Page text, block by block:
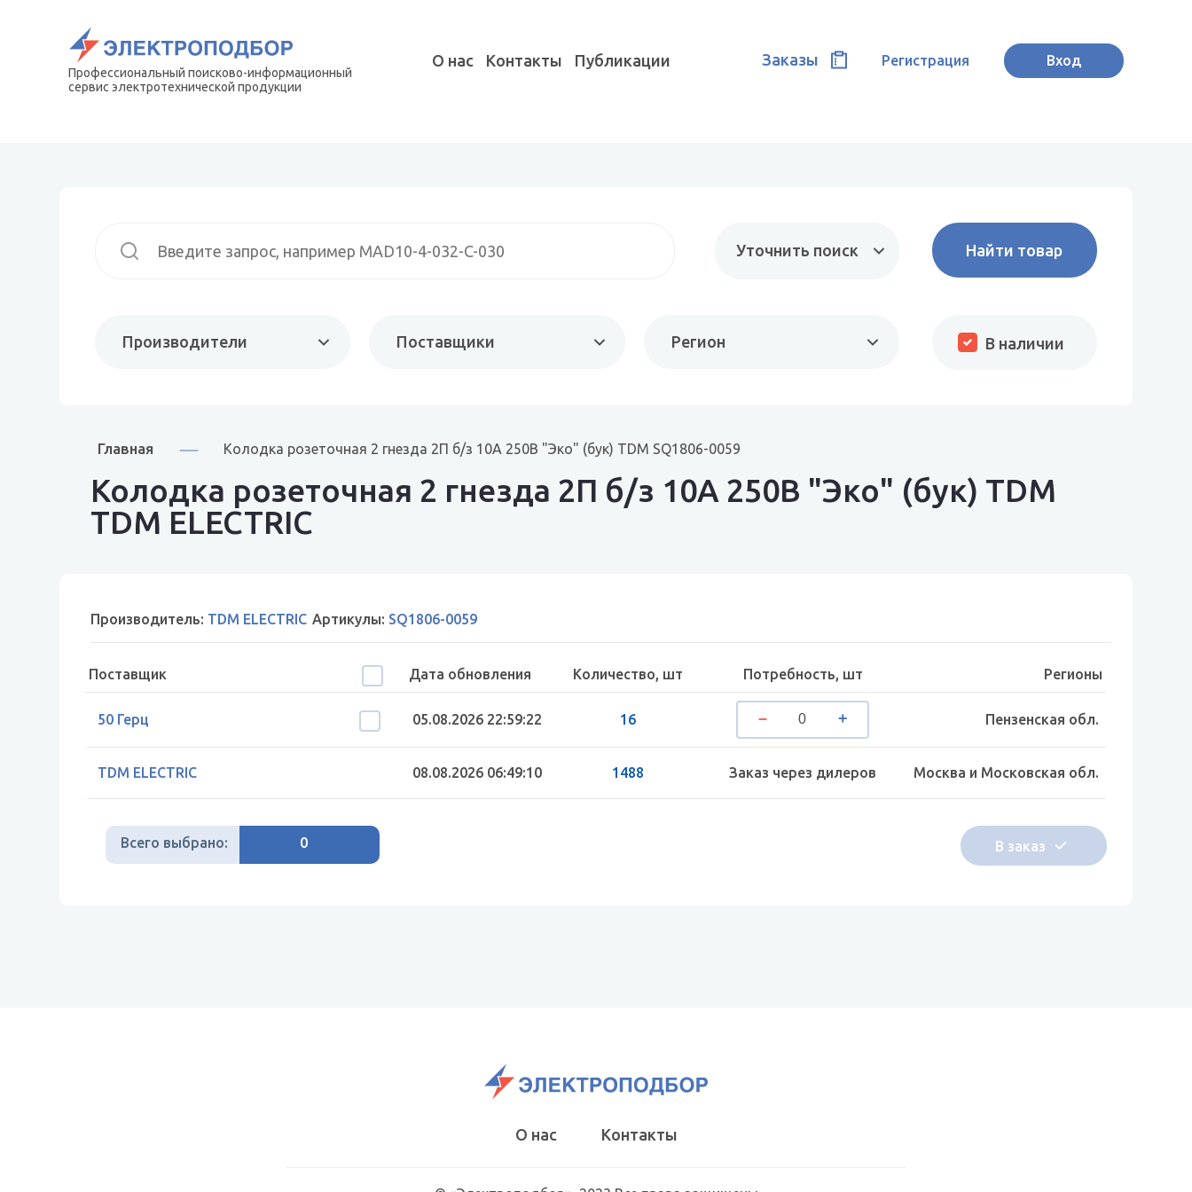
Профессиональный поисково-информационный
сервис электротехнической продукции
О нас Контакты Публикации Заказы Регистрация Вход
Уточнить поиск
Производители Поставщики Регион В наличии
Главная Колодка розеточная 2 гнезда 2П б/з 10А 250В "Эко" (бук) TDM SQ1806-0059
Колодка розеточная 2 гнезда 2П б/з 10А 250В "Эко" (бук) TDM
TDM ELECTRIC
Производитель: TDM ELECTRIC Артикулы: SQ1806-0059
Поставщик Дата обновления Количество, шт Потребность, шт Регионы
50 Герц 05.08.2026 22:59:22 16 Пензенская обл.
TDM ELECTRIC 08.08.2026 06:49:10 1488 Заказ через дилеров Москва и Московская обл.
Всего выбрано: 0
О нас Контакты